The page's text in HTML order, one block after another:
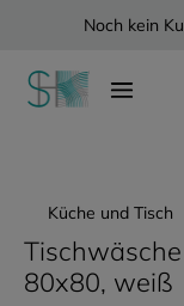
springenNoch kein
Küche und Tisch
80x80, weiß